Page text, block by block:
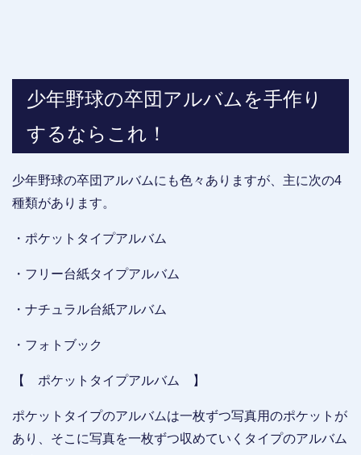
少年野球の卒団アルバムを手作り
するならこれ！
少年野球の卒団アルバムにも色々ありますが、主に次の4
種類があります。
・ポケットタイプアルバム
・フリー台紙タイプアルバム
・ナチュラル台紙アルバム
・フォトブック
【 ポケットタイプアルバム 】
ポケットタイプのアルバムは一枚ずつ写真用のポケットが
あり、そこに写真を一枚ずつ収めていくタイプのアルバム